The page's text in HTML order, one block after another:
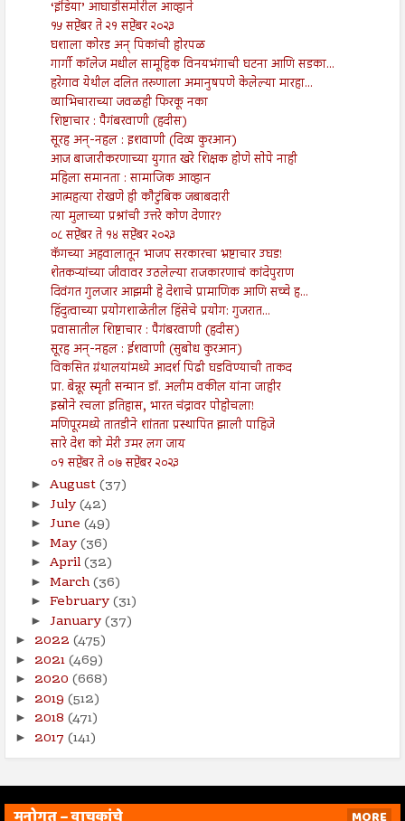
‘इंडिया’ आघाडीसमोरील आव्हाने
१५ सप्टेंबर ते २१ सप्टेंबर २०२३
घशाला कोरड अन् पिकांची होरपळ
गार्गी कॉलेज मधील सामूहिक विनयभंगाची घटना आणि सडका...
हरेगाव येथील दलित तरुणाला अमानुषपणे केलेल्या मारहा...
व्याभिचाराच्या जवळही फिरकू नका
शिष्टाचार : पैगंबरवाणी (हदीस)
सूरह अन्-नहल : इशवाणी (दिव्य कुरआन)
आज बाजारीकरणाच्या युगात खरे शिक्षक होणे सोपे नाही
महिला समानता : सामाजिक आव्हान
आत्महत्या रोखणे ही कौटुंबिक जबाबदारी
त्या मुलाच्या प्रश्नांची उत्तरे कोण देणार?
०८ सप्टेंबर ते १४ सप्टेंबर २०२३
कॅगच्या अहवालातून भाजप सरकारचा भ्रष्टाचार उघड!
शेतकऱ्यांच्या जीवावर उठलेल्या राजकारणाचं कांदेपुराण
दिवंगत गुलजार आझमी हे देशाचे प्रामाणिक आणि सच्चे ह...
हिंदुत्वाच्या प्रयोगशाळेतील हिंसेचे प्रयोग: गुजरात...
प्रवासातील शिष्टाचार : पैगंबरवाणी (हदीस)
सूरह अन्-नहल : ईशवाणी (सुबोध कुरआन)
विकसित ग्रंथालयांमध्ये आदर्श पिढी घडविण्याची ताकद
प्रा. बेन्नूर स्मृती सन्मान डॉ. अलीम वकील यांना जाहीर
इस्रोने रचला इतिहास, भारत चंद्रावर पोहोचला!
मणिपूरमध्ये तातडीने शांतता प्रस्थापित झाली पाहिजे
सारे देश को मेरी उमर लग जाय
०१ सप्टेंबर ते ०७ सप्टेंबर २०२३
► August(37)
► July(42)
► June (49)
► May(36)
► April(32)
► March(36)
► February(31)
► January(37)
► 2022 (475)
► 2021(469)
► 2020 (668)
► 2019 (512)
► 2018 (471)
► 2017 (141)